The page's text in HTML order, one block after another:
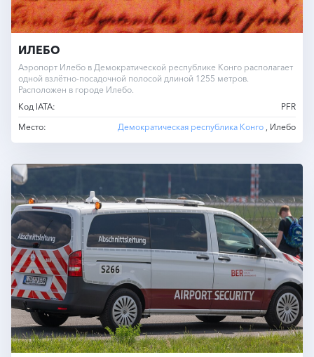
ИЛЕБО
Аэропорт Илебо в Демократической республике Конго располагает
одной взлётно-посадочной полосой длиной 1255 метров.
Расположен в городе Илебо.
Код IATA:
PFR
Место:
Демократическая республика Конго , Илебо